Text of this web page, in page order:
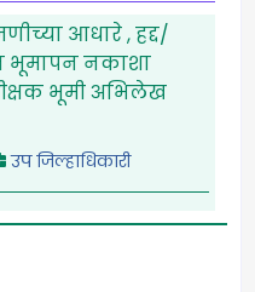
आधारे , हद्द/
भूमापन नकाशा
भूमी अभिलेख
उप जिल्हाधिकारी